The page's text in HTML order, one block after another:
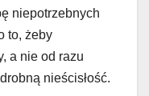
niepotrzebnych
to, żeby
a nie od razu
nieścisłość.